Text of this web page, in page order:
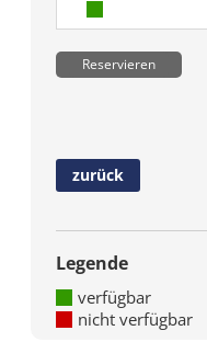
Reservieren
zurück
Legende
verfügbar
nicht verfügbar